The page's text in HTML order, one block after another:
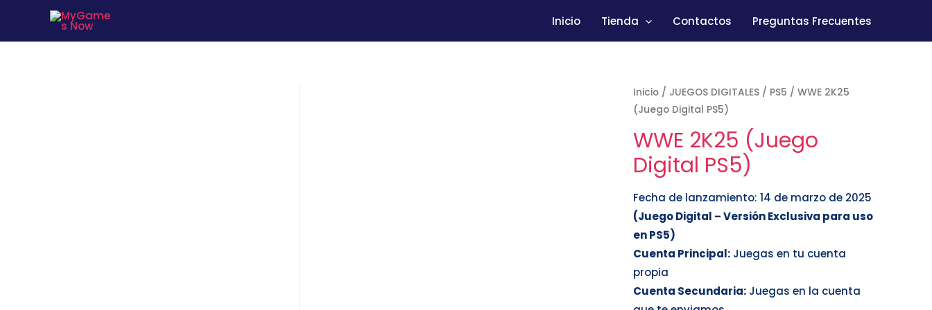
Inicio Tienda Contactos Preguntas Frecuentes
Inicio/ JUEGOS DIGITALES/ PS5 / WWE 2K25
(Juego Digital PS5)
WWE 2K25 (Juego
Digital PS5)
Fecha de lanzamiento: 14 de marzo de 2025
(Juego Digital – Versión Exclusiva para uso
en PS5)
Cuenta Principal:Juegas en tu cuenta
propia
Cuenta Secundaria:Juegas en la cuenta